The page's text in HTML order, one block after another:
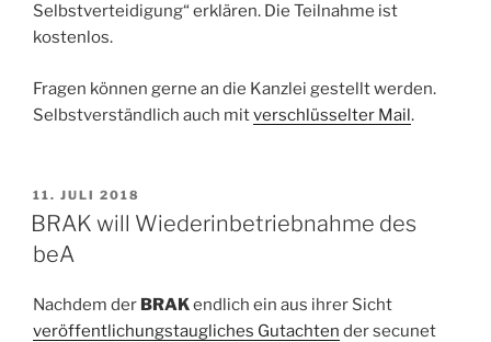
Selbstverteidigung“ erklären. Die Teilnahme ist
kostenlos.
Fragen können gerne an die Kanzlei gestellt werden.
Selbstverständlich auch mitverschlüsselter Mail.
VERÖFFENTLICHT
AM
11. JULI 2018
BRAK will Wiederinbetriebnahme des
beA
Nachdem der BRAKendlich ein aus ihrer Sicht
veröffentlichungstaugliches Gutachten der secunet